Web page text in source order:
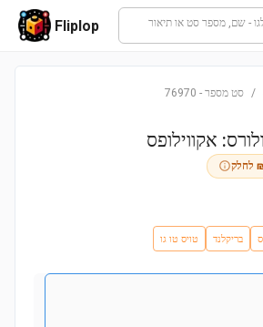
- שם, מספר סט או תיאור Fliplop
/ סט מספר -
76970
אקווילופס
לחלק
בריקלנד טויס טו גו